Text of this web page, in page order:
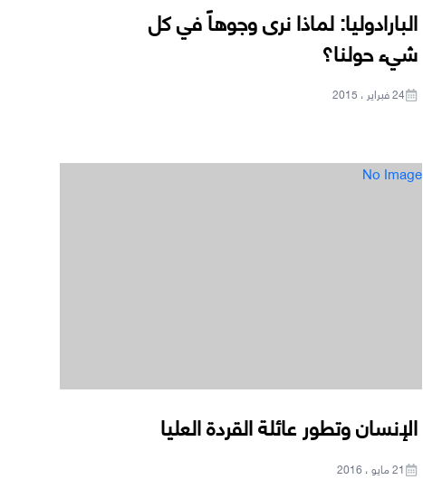
البارادوليا: لماذا نرى وجوهاً في كل
شيء حولنا؟
24 فبراير ، 2015
No Image
الإنسان وتطور عائلة القردة العليا
21 مايو ، 2016